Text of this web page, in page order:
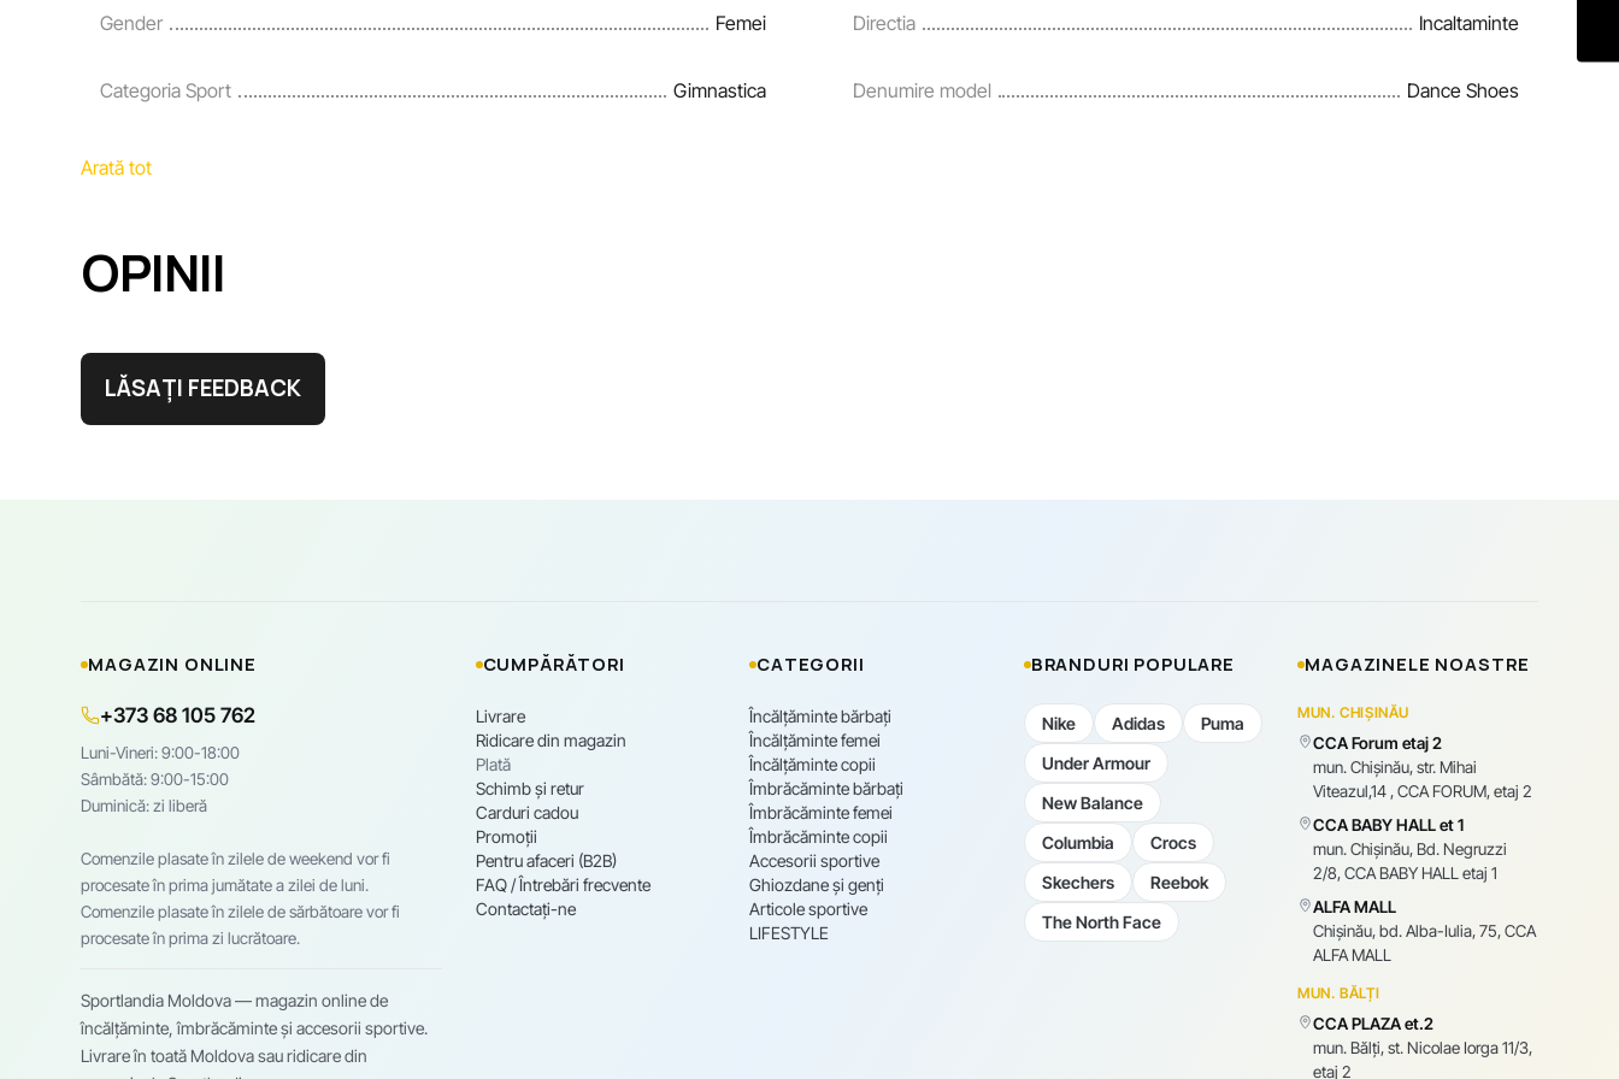
Gender Femei Directia Incaltaminte
Categoria Sport Gimnastica Denumire model Dance Shoes
Arată tot
OPINII
LĂSAȚI FEEDBACK
MAGAZIN ONLINE
+373 68 105 762
Luni-Vineri: 9:00-18:00
Sâmbătă: 9:00-15:00
Duminică: zi liberă
Comenzile plasate în zilele de weekend vor fi
procesate în prima jumătate a zilei de luni.
Comenzile plasate în zilele de sărbătoare vor fi
procesate în prima zi lucrătoare.
Sportlandia Moldova — magazin online de
încălțăminte, îmbrăcăminte și accesorii sportive.
Livrare în toată Moldova sau ridicare din
CUMPĂRĂTORI
Livrare
Ridicare din magazin
Plată
Schimb și retur
Carduri cadou
Promoții
Pentru afaceri (B2B)
FAQ / Întrebări frecvente
Contactați-ne
CATEGORII
Încălțăminte bărbați
Încălțăminte femei
Încălțăminte copii
Îmbrăcăminte bărbați
Îmbrăcăminte femei
Îmbrăcăminte copii
Accesorii sportive
Ghiozdane și genți
Articole sportive
LIFESTYLE
BRANDURI POPULARE
Nike Adidas
Puma
Under Armour
New Balance
Columbia
Crocs
Skechers
Reebok
The North Face
MAGAZINELE NOASTRE
MUN. CHIȘINĂU
CCA Forum etaj 2
mun. Chişinău, str. Mihai
Viteazul,14 , CCA FORUM, etaj 2
CCA BABY HALL et 1
mun. Chişinău, Bd. Negruzzi
2/8, CCA BABY HALL etaj 1
ALFA MALL
Chișinău, bd. Alba-Iulia, 75, CCA
ALFA MALL
MUN. BĂLȚI
CCA PLAZA et.2
mun. Bălți, st. Nicolae Iorga 11/3,
etaj 2